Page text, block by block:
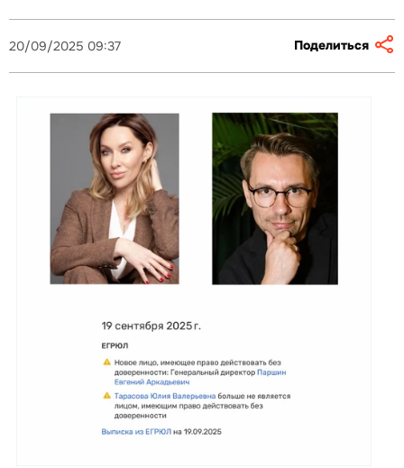
20/09/2025 09:37 Поделиться